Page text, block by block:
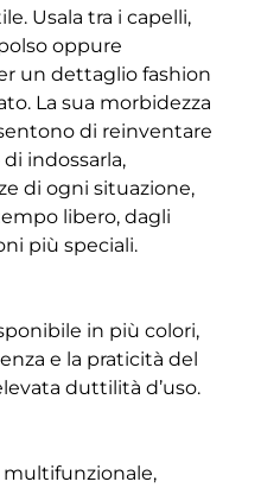
Usala tra i capelli,
oppure
un dettaglio fashion
La sua morbidezza
di reinventare
indossarla,
di ogni situazione,
libero, dagli
più speciali.
in più colori,
e la praticità del
duttilità d’uso.
multifunzionale,